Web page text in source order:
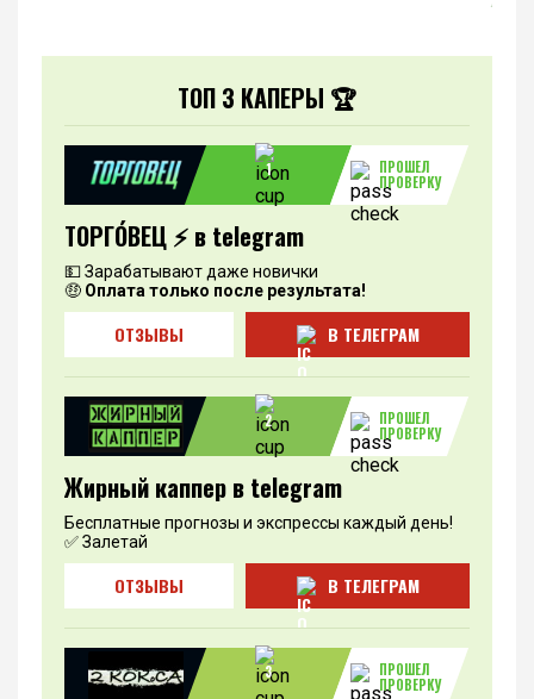
ТОП 3 КАПЕРЫ 🏆
1
ПРОШЕЛ
ПРОВЕРКУ
ТОРГО́ВЕЦ ⚡️ в telegram
💵 Зарабатывают даже новички
🤑 Оплата только после результата!
ОТЗЫВЫ В ТЕЛЕГРАМ
2
ПРОШЕЛ
ПРОВЕРКУ
Жирный каппер в telegram
Бесплатные прогнозы и экспрессы каждый день!
✅ Залетай
ОТЗЫВЫ В ТЕЛЕГРАМ
3
ПРОШЕЛ
ПРОВЕРКУ